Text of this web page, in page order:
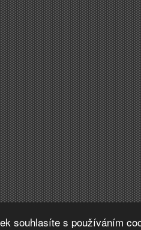
souhlasíte s používáním